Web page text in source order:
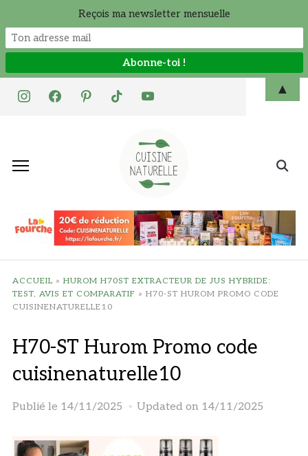
instagramfacebookpinteresttiktok youtube
Search
ACCUEIL » HUROM H70ST EXTRACTEUR DE JUS HYBRIDE:
TEST, AVIS ET COMPARATIF » H70-ST HUROM PROMO CODE
CUISINENATURELLE10
H70-ST Hurom Promo code
cuisinenaturelle10
Publié le 14/11/2025 Updated on 14/11/2025
Reçois ma newsletter mensuelle
▲